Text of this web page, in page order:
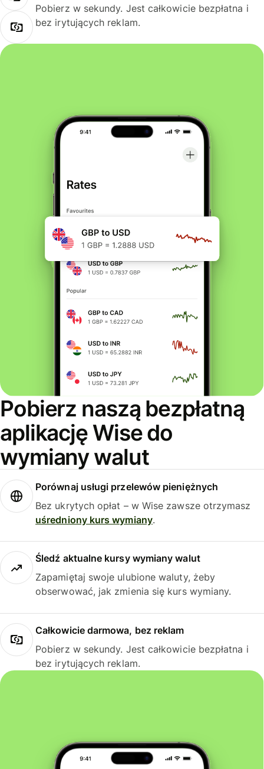
Pobierz w sekundy. Jest całkowicie bezpłatna i
bez irytujących reklam.
Pobierz naszą bezpłatną
aplikację Wise do
wymiany walut
Porównaj usługi przelewów pieniężnych
Bez ukrytych opłat – w Wise zawsze otrzymasz
uśredniony kurs wymiany.
Śledź aktualne kursy wymiany walut
Zapamiętaj swoje ulubione waluty, żeby
obserwować, jak zmienia się kurs wymiany.
Całkowicie darmowa, bez reklam
Pobierz w sekundy. Jest całkowicie bezpłatna i
bez irytujących reklam.